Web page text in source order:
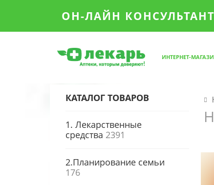
ОН-ЛАЙН
ИНТЕРНЕТ-
КАТАЛОГ ТОВАРОВ
1. Лекарственные
средства 2391
2.Планирование семьи
176